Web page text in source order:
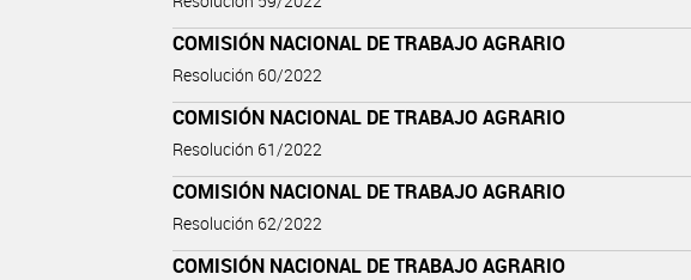
COMISIÓN NACIONAL DE TRABAJO AGRARIO
Resolución 60/2022
COMISIÓN NACIONAL DE TRABAJO AGRARIO
Resolución 61/2022
COMISIÓN NACIONAL DE TRABAJO AGRARIO
Resolución 62/2022
COMISIÓN NACIONAL DE TRABAJO AGRARIO